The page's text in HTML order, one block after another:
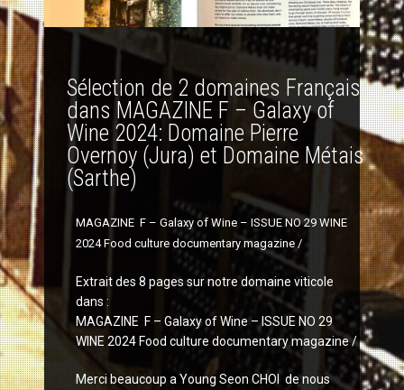
Sélection de 2 domaines Français
dans MAGAZINE F – Galaxy of
Wine 2024: Domaine Pierre
Overnoy (Jura) et Domaine Métais
(Sarthe)
MAGAZINE F – Galaxy of Wine – ISSUE NO 29 WINE
2024 Food culture documentary magazine /
Extrait des 8 pages sur notre domaine viticole
dans :
MAGAZINE F – Galaxy of Wine – ISSUE NO 29
WINE 2024 Food culture documentary magazine /
Merci beaucoup a Young Seon CHOI de nous